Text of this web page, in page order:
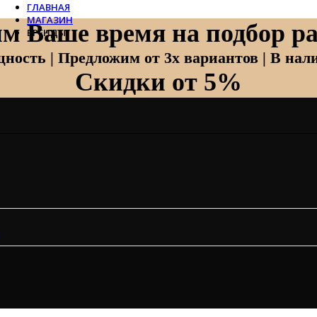
Ваше время на подбор
| Предложим от 3х вариантов | В
Скидки от 5%
ГЛАВНАЯ
МАГАЗИН
БРЕНДЫ
Zehnder
Zehnder Charleston
Loten
Mitsubishi Electric
Systemair